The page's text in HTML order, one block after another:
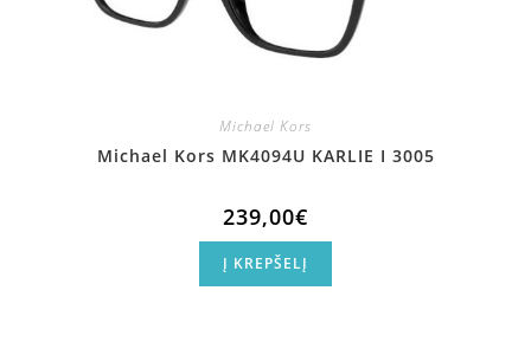
Michael Kors
Michael Kors MK4094U KARLIE I 3005
239,00€
Į KREPŠELĮ